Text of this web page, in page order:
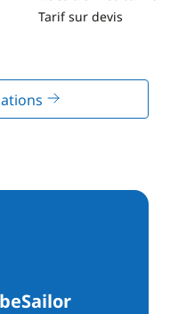
Tarif sur devis